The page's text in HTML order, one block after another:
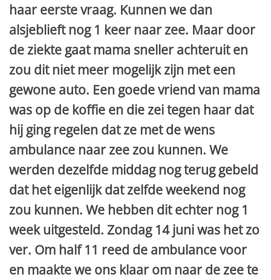
haar eerste vraag. Kunnen we dan
alsjeblieft nog 1 keer naar zee. Maar door
de ziekte gaat mama sneller achteruit en
zou dit niet meer mogelijk zijn met een
gewone auto. Een goede vriend van mama
was op de koffie en die zei tegen haar dat
hij ging regelen dat ze met de wens
ambulance naar zee zou kunnen. We
werden dezelfde middag nog terug gebeld
dat het eigenlijk dat zelfde weekend nog
zou kunnen. We hebben dit echter nog 1
week uitgesteld. Zondag 14 juni was het zo
ver. Om half 11 reed de ambulance voor
en maakte we ons klaar om naar de zee te